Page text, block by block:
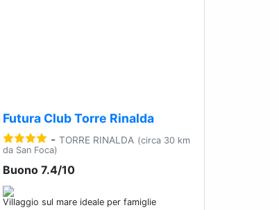
Futura Club Torre Rinalda
- TORRE RINALDA (circa 30 km
da San Foca)
Buono 7.4/10
Villaggio sul mare ideale per famiglie